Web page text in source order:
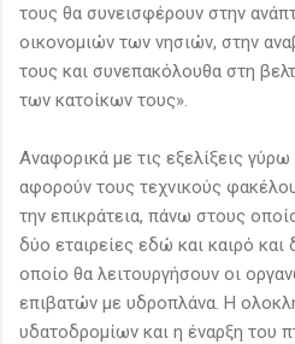
τους θα συνεισφέρουν στην
οικονομιών των νησιών, στην
τους και συνεπακόλουθα στη
των κατοίκων τους».
Αναφορικά με τις εξελίξεις
αφορούν τους τεχνικούς
την επικράτεια, πάνω στους
δύο εταιρείες εδώ και καιρό
οποίο θα λειτουργήσουν οι
επιβατών με υδροπλάνα. Η
υδατοδρομίων και η έναρξη του